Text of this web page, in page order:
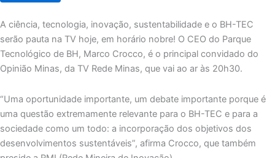
A ciência, tecnologia, inovação, sustentabilidade e o BH-TEC
serão pauta na TV hoje, em horário nobre! O CEO do Parque
Tecnológico de BH, Marco Crocco, é o principal convidado do
Opinião Minas, da TV Rede Minas, que vai ao ar às 20h30.
“Uma oportunidade importante, um debate importante porque é
uma questão extremamente relevante para o BH-TEC e para a
sociedade como um todo: a incorporação dos objetivos dos
desenvolvimentos sustentáveis”, afirma Crocco, que também